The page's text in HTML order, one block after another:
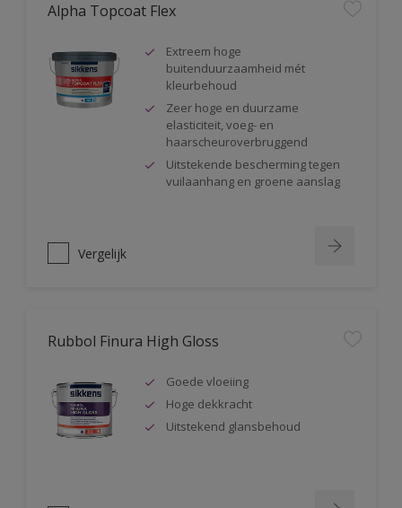
Alpha Topcoat Flex
Extreem hoge
buitenduurzaamheid mét
kleurbehoud
Zeer hoge en duurzame
elasticiteit, voeg- en
haarscheuroverbruggend
Uitstekende bescherming tegen
vuilaanhang en groene aanslag
Vergelijk
Rubbol Finura High Gloss
Goede vloeiing
Hoge dekkracht
Uitstekend glansbehoud